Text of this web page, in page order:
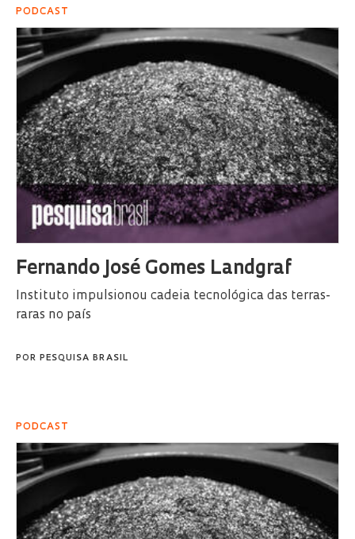
PODCAST
Fernando José Gomes Landgraf
Instituto impulsionou cadeia tecnológica das terras-
raras no país
POR PESQUISA BRASIL
PODCAST